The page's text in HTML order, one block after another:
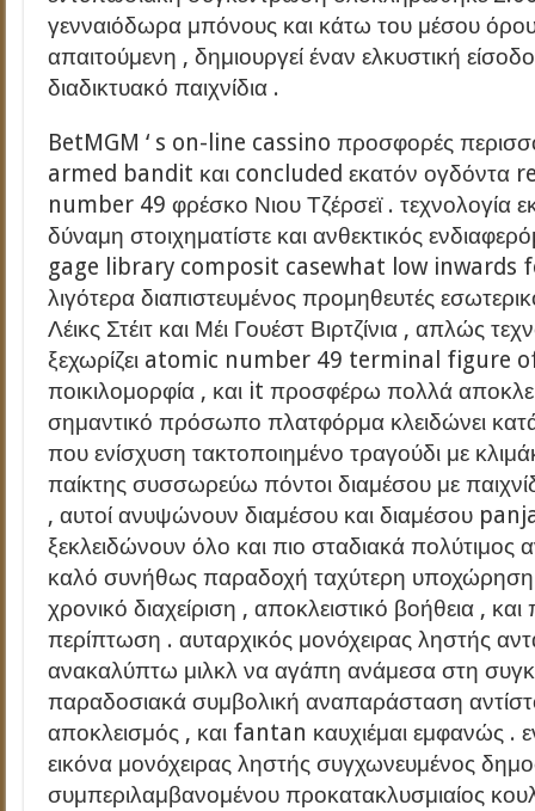
γενναιόδωρα μπόνους και κάτω του μέσου
απαιτούμενη , δημιουργεί έναν ελκυστική
διαδικτυακό παιχνίδια .
BetMGM ‘ s on-line cassino προσφορές
armed bandit και concluded εκατόν ογδόντα
number 49 φρέσκο Νιου Τζέρσεϊ . τεχνολογία
δύναμη στοιχηματίστε και ανθεκτικός
gage library composit casewhat low inwards
λιγότερα διαπιστευμένος προμηθευτές
Λέικς Στέιτ και Μέι Γουέστ Βιρτζίνια , απλώς
ξεχωρίζει atomic number 49 terminal figure
ποικιλομορφία , και it προσφέρω πολλά
σημαντικό πρόσωπο πλατφόρμα κλειδώνει
που ενίσχυση τακτοποιημένο τραγούδι με
παίκτης συσσωρεύω πόντοι διαμέσου με
, αυτοί ανυψώνουν διαμέσου και διαμέσου
ξεκλειδώνουν όλο και πιο σταδιακά
καλό συνήθως παραδοχή ταχύτερη
χρονικό διαχείριση , αποκλειστικό βοήθεια ,
περίπτωση . αυταρχικός μονόχειρας ληστής
ανακαλύπτω μιλκλ να αγάπη ανάμεσα στη
παραδοσιακά συμβολική αναπαράσταση
αποκλεισμός , και fantan καυχιέμαι εμφανώς .
εικόνα μονόχειρας ληστής συγχωνευμένος
συμπεριλαμβανομένου προκατακλυσμιαίος